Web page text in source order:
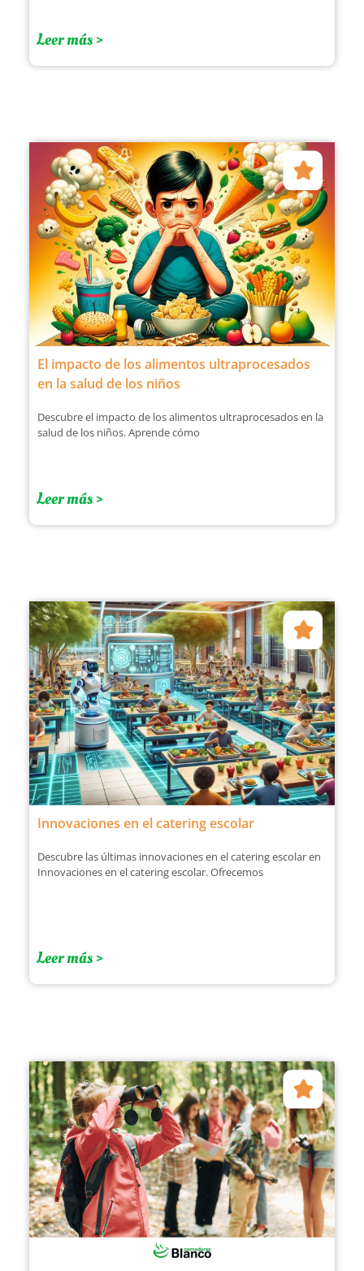
Leer más >
El impacto de los alimentos ultraprocesados
en la salud de los niños
Descubre el impacto de los alimentos ultraprocesados en la
salud de los niños. Aprende cómo
Leer más >
Innovaciones en el catering escolar
Descubre las últimas innovaciones en el catering escolar en
Innovaciones en el catering escolar. Ofrecemos
Leer más >